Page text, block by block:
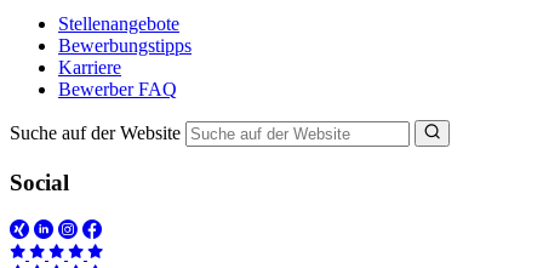
Stellenangebote
Bewerbungstipps
Karriere
Bewerber FAQ
Suche auf der Website
Social